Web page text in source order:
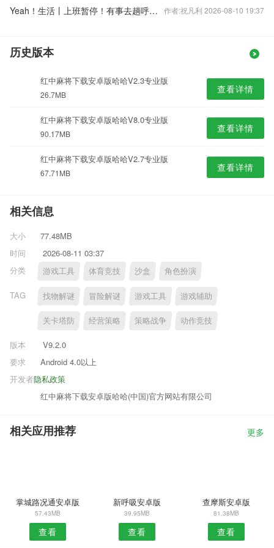
Yeah！生活丨上班暂停！有事去趟呼和浩特 作者:祝凡利 2026-08-10 19:37
历史版本
红中麻将下载安卓版哈哈V2.3专业版
26.7MB 查看详情
红中麻将下载安卓版哈哈V8.0专业版
90.17MB 查看详情
红中麻将下载安卓版哈哈V2.7专业版
67.71MB 查看详情
相关信息
大小
77.48MB
时间
2026-08-11 03:37
分类
游戏工具 体育竞技 沙盒 角色扮演
TAG 找物解谜 冒险解谜 游戏工具 游戏辅助
关卡塔防 经营策略 策略战争 动作竞技
版本
V9.2.0
要求
Android 4.0以上
隐私政策
开发者
红中麻将下载安卓版哈哈(中国)官方网站有限公司
相关应用推荐 更多
掌城路况通安卓版
57.43MB
查看
新呼吸安卓版
39.95MB
查看
查摩斯安卓版
81.38MB
查看